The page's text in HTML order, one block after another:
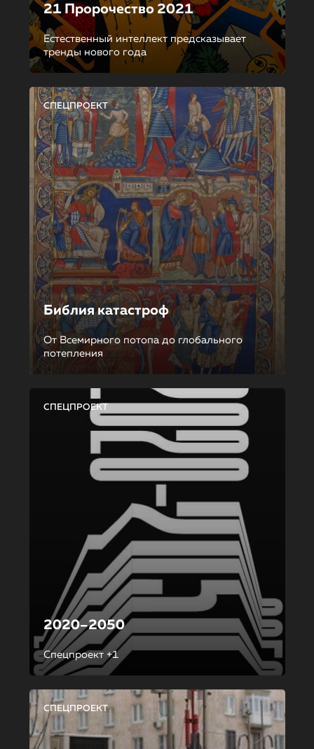
21 Пророчество 2021
Естественный интеллект предсказывает
тренды нового года
СПЕЦПРОЕКТ
Библия катастроф
От Всемирного потопа до глобального
потепления
СПЕЦПРОЕКТ
2020–2050
Спецпроект +1
СПЕЦПРОЕКТ